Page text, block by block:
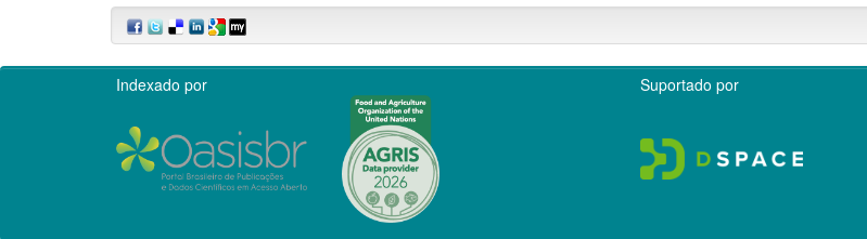
Indexado por Suportado por